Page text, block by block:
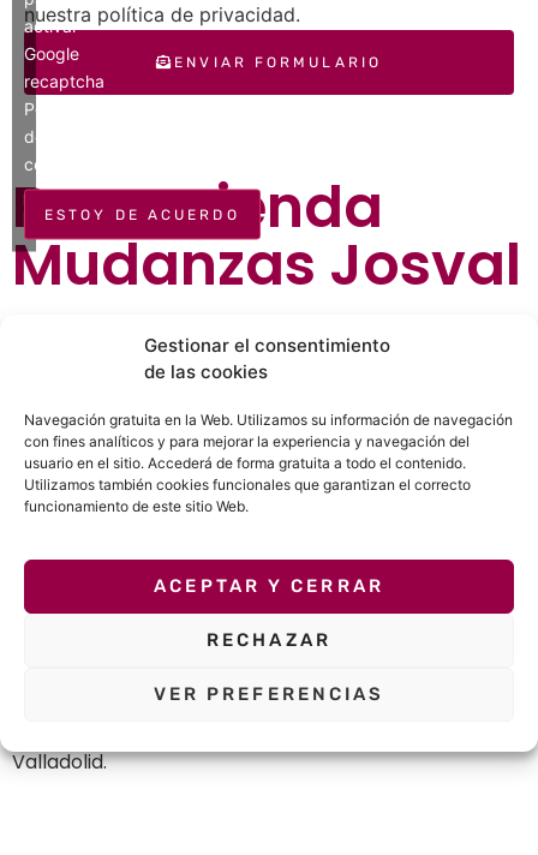
Gestionar el consentimiento
de las cookies
Navegación gratuita en la Web. Utilizamos su información de navegación
con fines analíticos y para mejorar la experiencia y navegación del
usuario en el sitio. Accederá de forma gratuita a todo el contenido.
Utilizamos también cookies funcionales que garantizan el correcto
funcionamiento de este sitio Web.
ACEPTAR Y CERRAR
RECHAZAR
VER PREFERENCIAS
nuestra política de privacidad.
activar
Google
recaptcha
Política
de
cookies
ESTOY DE ACUERDO
ENVIAR FORMULARIO
Recomienda
Mudanzas Josval
¿Ya conoces Mudanzas Josval? Recomiéndaselo a tus
amigos y familiares.
WhatsApp Telegram
Facebook Twitter
Otros negocios
Top Valladolid
Valladolid.